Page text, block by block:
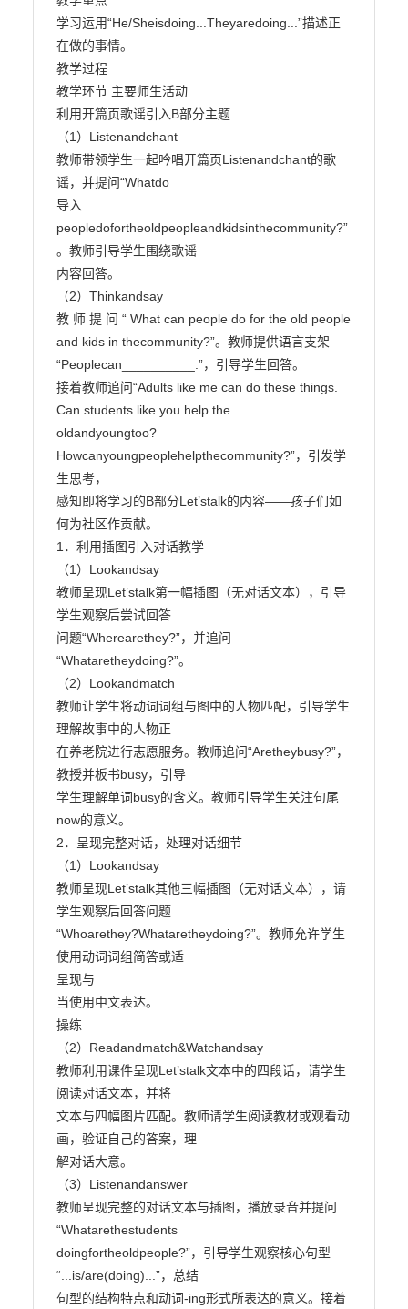
学习运用“He/Sheisdoing...Theyaredoing...”描述正
在做的事情。
教学过程
教学环节 主要师生活动
利用开篇页歌谣引入B部分主题
（1）Listenandchant
教师带领学生一起吟唱开篇页Listenandchant的歌
谣，并提问“Whatdo
导入
peopledofortheoldpeopleandkidsinthecommunity?”
。教师引导学生围绕歌谣
内容回答。
（2）Thinkandsay
教 师 提 问 “ What can people do for the old people
and kids in thecommunity?”。教师提供语言支架
“Peoplecan__________.”，引导学生回答。
接着教师追问“Adults like me can do these things.
Can students like you help the
oldandyoungtoo?
Howcanyoungpeoplehelpthecommunity?”，引发学
生思考，
感知即将学习的B部分Let’stalk的内容——孩子们如
何为社区作贡献。
1．利用插图引入对话教学
（1）Lookandsay
教师呈现Let’stalk第一幅插图（无对话文本），引导
学生观察后尝试回答
问题“Wherearethey?”，并追问
“Whataretheydoing?”。
（2）Lookandmatch
教师让学生将动词词组与图中的人物匹配，引导学生
理解故事中的人物正
在养老院进行志愿服务。教师追问“Aretheybusy?”，
教授并板书busy，引导
学生理解单词busy的含义。教师引导学生关注句尾
now的意义。
2．呈现完整对话，处理对话细节
（1）Lookandsay
教师呈现Let’stalk其他三幅插图（无对话文本），请
学生观察后回答问题
“Whoarethey?Whataretheydoing?”。教师允许学生
使用动词词组简答或适
呈现与
当使用中文表达。
操练
（2）Readandmatch&Watchandsay
教师利用课件呈现Let’stalk文本中的四段话，请学生
阅读对话文本，并将
文本与四幅图片匹配。教师请学生阅读教材或观看动
画，验证自己的答案，理
解对话大意。
（3）Listenandanswer
教师呈现完整的对话文本与插图，播放录音并提问
“Whatarethestudents
doingfortheoldpeople?”，引导学生观察核心句型
“...is/are(doing)...”，总结
句型的结构特点和动词-ing形式所表达的意义。接着